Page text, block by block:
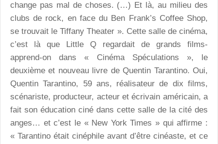
change pas mal de choses. (…) Et là, au milieu des
clubs de rock, en face du Ben Frank’s Coffee Shop,
se trouvait le Tiffany Theater ». Cette salle de cinéma,
c’est là que Little Q regardait de grands films-
apprend-on dans « Cinéma Spéculations », le
deuxième et nouveau livre de Quentin Tarantino. Oui,
Quentin Tarantino, 59 ans, réalisateur de dix films,
scénariste, producteur, acteur et écrivain américain, a
fait son éducation ciné dans cette salle de la cité des
anges… et c’est le « New York Times » qui affirme :
« Tarantino était cinéphile avant d’être cinéaste, et ce